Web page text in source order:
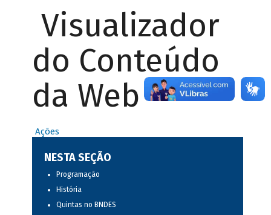
Visualizador
do Conteúdo
da Web
Ações
NESTA SEÇÃO
Programação
História
Quintas no BNDES